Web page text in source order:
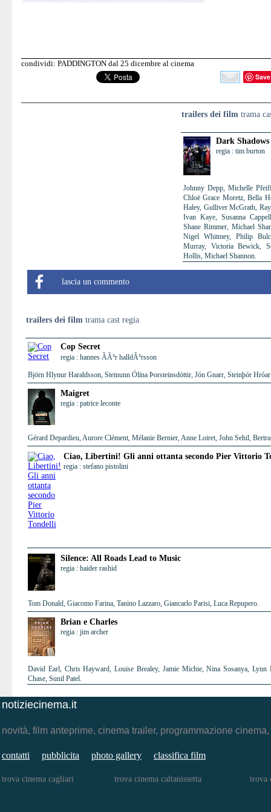
condividi: PADDINGTON dal 25 dicembre al cinema
Save
trailers dei film trama
Dark Shadows
regia : tim burton
Johnny Depp, Michelle
Chloë Grace Moretz, Bella
Haley, Gulliver McGrath,
Ivan Kaye, Susanna
Shane Rimmer, Michael
Nigel Whitmey, Philip
Murray, Victoria Bewick,
Hollis, Michael Shannon.
lascia un commento
trailers dei film trama cast regia
Cop Secret
regia : hannes ÃÃ³r halldÃ³rsson
Björn Hlynur Haraldsson, Steinunn Ólína Þorsteinsdóttir, Jón Gnarr, Steinþór
Maigret
regia : patrice leconte
Gérard Depardieu, Aurore Clément, Mélanie Bernier, Anne Loiret, John Sehil,
Ciao, Libertini! Gli anni ottanta secondo Pier Vittorio
regia : stefano pistolini
Silence: All Roads Lead to Music
regia : haider rashid
Tom Donald, Giacomo Farina, Tanino Lazzaro, Giancarlo Parisi, Luca Repupero.
Brian e Charles
regia : jim archer
David Earl, Chris Hayward, Louise Brealey, Jamie Michie, Nina Sosanya,
Chase, Sunil Patel.
notiziecinema.it
novità, film anteprime, cinema trailer, programmazione
contatti pubblicita photo gallery classifica film
trova cinema cagliari trova cinema caltanissetta trova